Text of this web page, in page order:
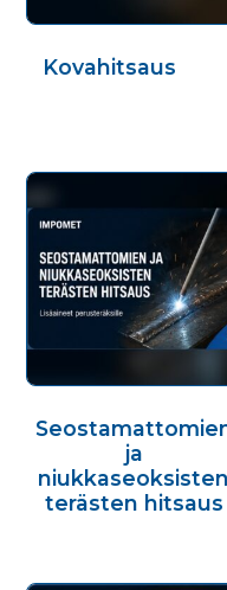
Kovahitsaus
ja
niukkaseoksisten
terästen hitsaus